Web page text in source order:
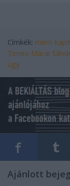
Címkék: mém
Times Márai
ügy
Ajánlott